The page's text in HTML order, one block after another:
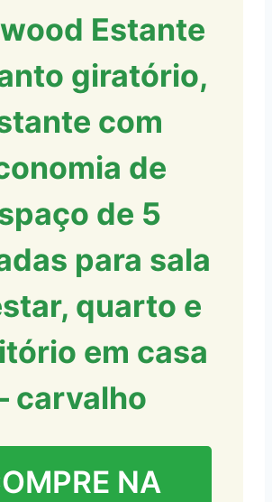
Estante
giratório,
com
de
de 5
para sala
quarto e
em casa
carvalho
NA